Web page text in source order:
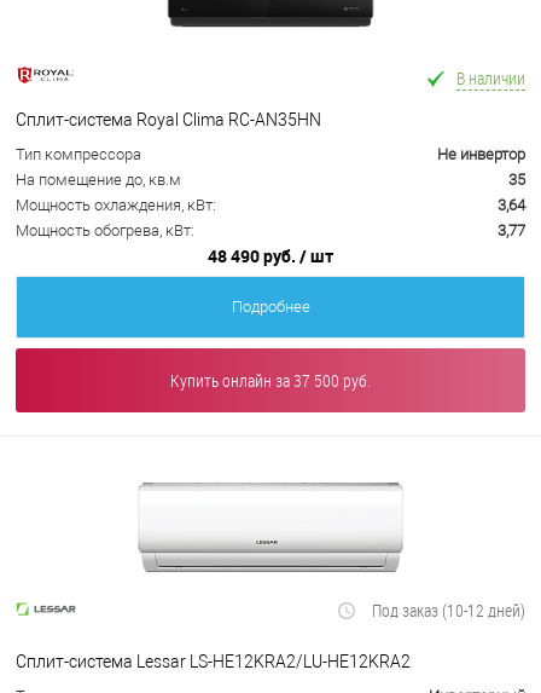
В наличии
Сплит-система Royal Clima RC-AN35HN
Тип компрессора
Не инвертор
На помещение до, кв.м
35
Мощность охлаждения, кВт:
3,64
Мощность обогрева, кВт:
3,77
48 490 руб. / шт
Подробнее
Купить онлайн за 37 500 руб.
Под заказ (10-12 дней)
Сплит-система Lessar LS-HE12KRA2/LU-HE12KRA2